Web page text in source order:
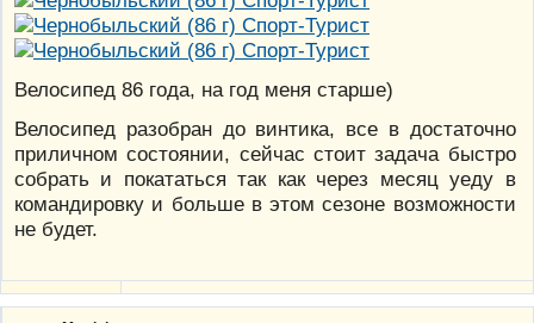
Велосипед 86 года, на год меня старше)
Велосипед разобран до винтика, все в достаточно
приличном состоянии, сейчас стоит задача быстро
собрать и покататься так как через месяц уеду в
командировку и больше в этом сезоне возможности
не будет.